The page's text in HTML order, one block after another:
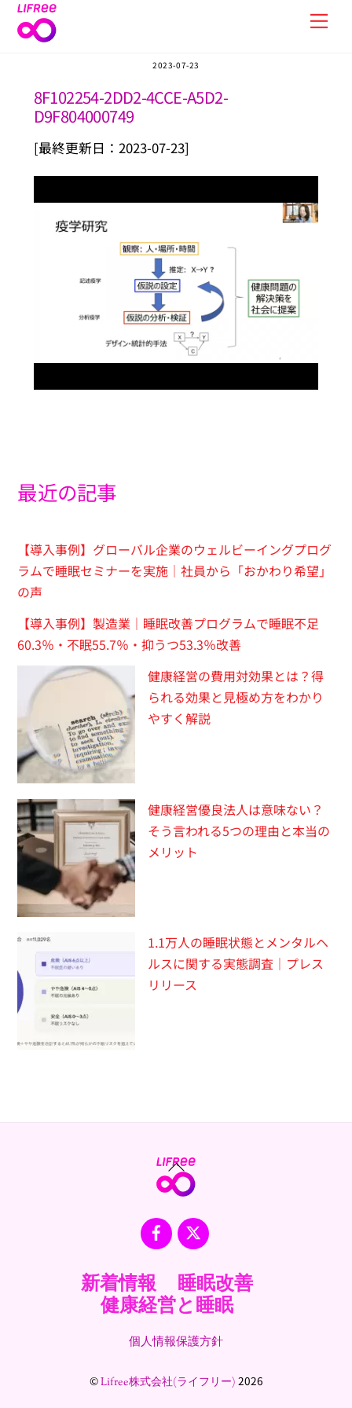
Skip
2023-07-23
8F102254-2DD2-4CCE-A5D2-
D9F804000749
[最終更新日：2023-07-23]
最近の記事
【導入事例】グローバル企業のウェルビーイングプログ
ラムで睡眠セミナーを実施｜社員から「おかわり希望」
の声
【導入事例】製造業｜睡眠改善プログラムで睡眠不足
60.3％・不眠55.7％・抑うつ53.3％改善
健康経営の費用対効果とは？得
られる効果と見極め方をわかり
やすく解説
健康経営優良法人は意味ない？
そう言われる5つの理由と本当の
メリット
1.1万人の睡眠状態とメンタルヘ
ルスに関する実態調査｜プレス
リリース
Back
To
Facebook
X
新着情報
睡眠改善
健康経営と睡眠
個人情報保護方針
©Lifree株式会社(ライフリー) 2026